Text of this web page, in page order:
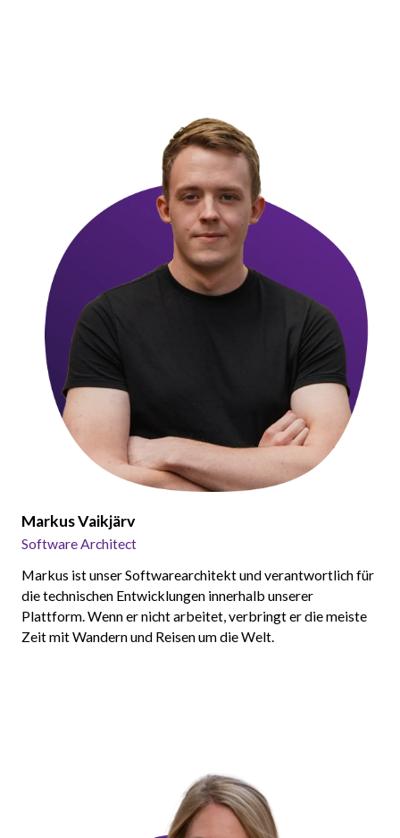
Markus Vaikjärv
Software Architect
Markus ist unser Softwarearchitekt und verantwortlich für
die technischen Entwicklungen innerhalb unserer
Plattform. Wenn er nicht arbeitet, verbringt er die meiste
Zeit mit Wandern und Reisen um die Welt.